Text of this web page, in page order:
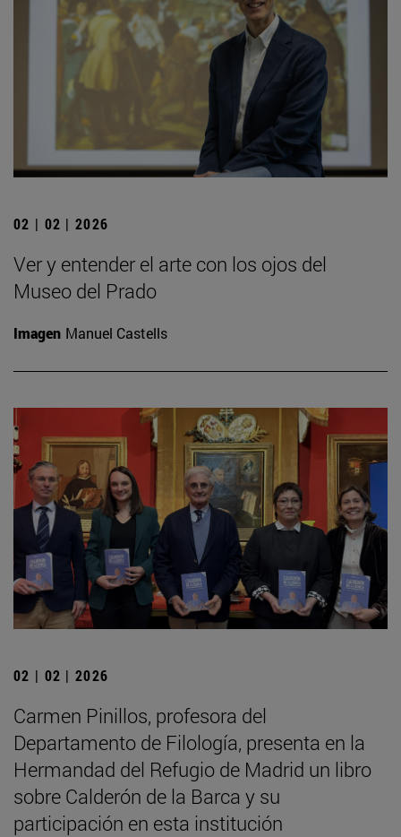
02 | 02 | 2026
Ver y entender el arte con los ojos del
Museo del Prado
Imagen Manuel Castells
02 | 02 | 2026
Carmen Pinillos, profesora del
Departamento de Filología, presenta en la
Hermandad del Refugio de Madrid un libro
sobre Calderón de la Barca y su
participación en esta institución